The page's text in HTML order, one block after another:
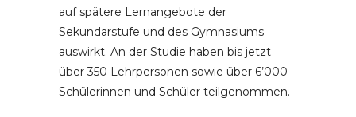
auf spätere Lernangebote der
Sekundarstufe und des Gymnasiums
auswirkt. An der Studie haben bis jetzt
über 350 Lehrpersonen sowie über 6’000
Schülerinnen und Schüler teilgenommen.